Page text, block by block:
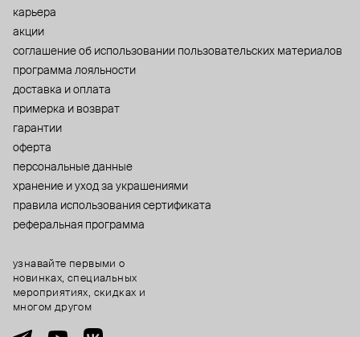
карьера
акции
cоглашение об использовании пользовательских материалов
программа лояльности
доставка и оплата
примерка и возврат
гарантии
оферта
персональные данные
хранение и уход за украшениями
правила использования сертификата
реферальная программа
узнавайте первыми о
новинках, специальных
мероприятиях, скидках и
многом другом